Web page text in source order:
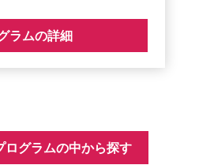
ラムの詳細
ログラムの中から探す